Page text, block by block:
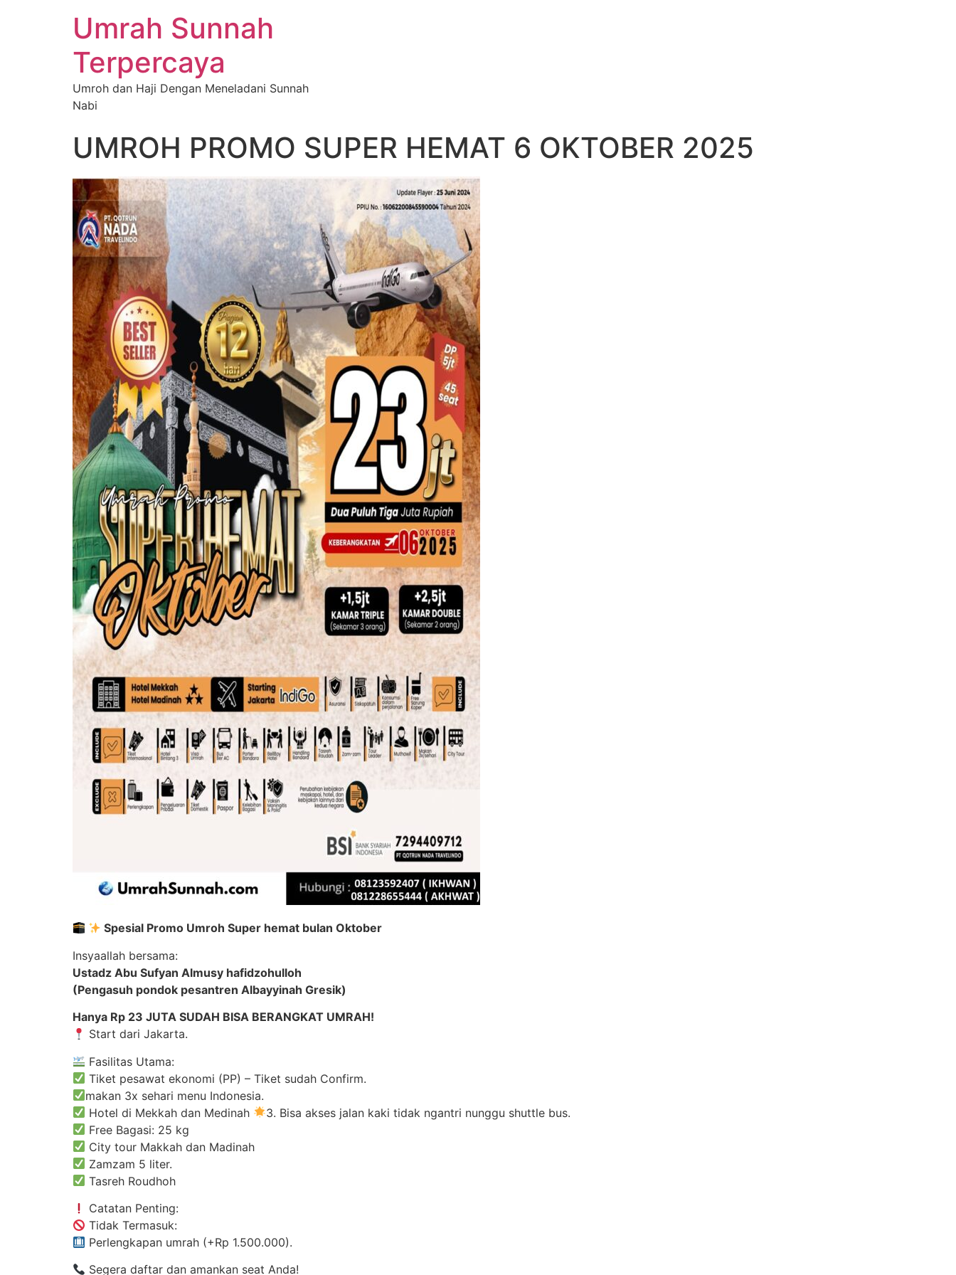
Umrah Sunnah
Terpercaya
Umroh dan Haji Dengan Meneladani Sunnah
Nabi
UMROH PROMO SUPER HEMAT 6 OKTOBER 2025
Spesial Promo Umroh Super hemat bulan Oktober
Insyaallah bersama:
Ustadz Abu Sufyan Almusy hafidzohulloh
(Pengasuh pondok pesantren Albayyinah Gresik)
Hanya Rp 23 JUTA SUDAH BISA BERANGKAT UMRAH!
Start dari Jakarta.
Fasilitas Utama:
Tiket pesawat ekonomi (PP) – Tiket sudah Confirm.
makan 3x sehari menu Indonesia.
Hotel di Mekkah dan Medinah
3. Bisa akses jalan kaki tidak ngantri nunggu shuttle bus.
Free Bagasi: 25 kg
City tour Makkah dan Madinah
Zamzam 5 liter.
Tasreh Roudhoh
Catatan Penting:
Tidak Termasuk:
Perlengkapan umrah (+Rp 1.500.000).
Segera daftar dan amankan seat Anda!